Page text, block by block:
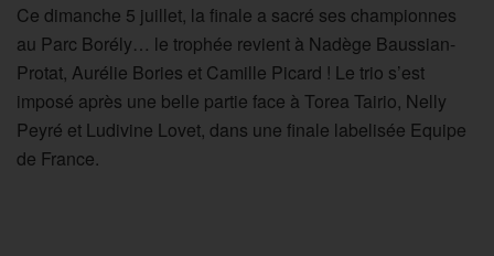
Ce dimanche 5 juillet, la finale a sacré ses championnes
au Parc Borély… le trophée revient à Nadège Baussian-
Protat, Aurélie Bories et Camille Picard ! Le trio s’est
imposé après une belle partie face à Torea Tairio, Nelly
Peyré et Ludivine Lovet, dans une finale labelisée Equipe
de France.